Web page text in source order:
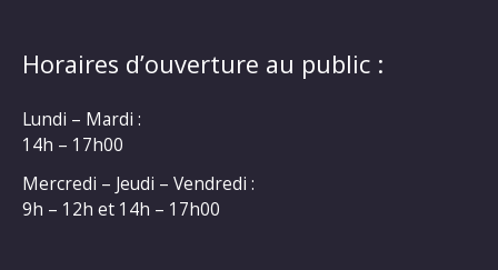
Horaires d’ouverture au public :
Lundi – Mardi :
14h – 17h00
Mercredi – Jeudi – Vendredi :
9h – 12h et 14h – 17h00